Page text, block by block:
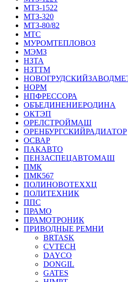
МТЗ-1522
МТЗ-320
МТЗ-80/82
МТС
МУРОМТЕПЛОВОЗ
МЭМЗ
НЗТА
НЗТТМ
НОРМ
НПФРЕССОРА
ОБЪЕДИНЕНИЕРОДИНА
ОКТЭП
ОРЕЛСТРОЙМАШ
ОРЕНБУРГСКИЙРАДИАТОР
ОСВАР
ПАКАВТО
ПЕНЗАСПЕЦАВТОМАШ
ПМК
ПМК567
ПОЛИНОВОТЕХХЦ
ПОЛИТЕХНИК
ППС
ПРАМО
ПРАМОТРОНИК
ПРИВОДНЫЕ РЕМНИ
BRTASK
CVTECH
DAYCO
DONGIL
GATES